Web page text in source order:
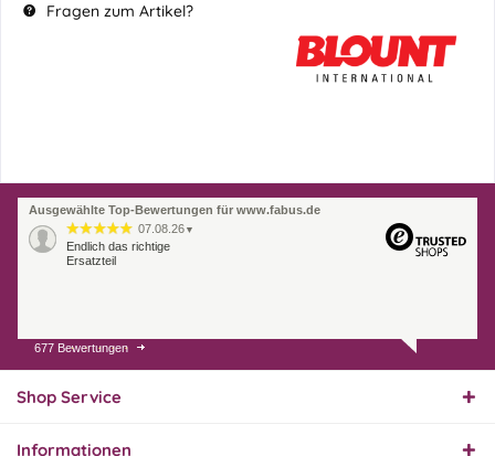
Fragen zum Artikel?
Ausgewählte Top-Bewertungen für www.fabus.de
07.08.26 ▼
Endlich das richtige
Ersatzteil
01.08.26
Innerhalb 2 Tagen Ware
677 Bewertungen
Shop Service
Informationen